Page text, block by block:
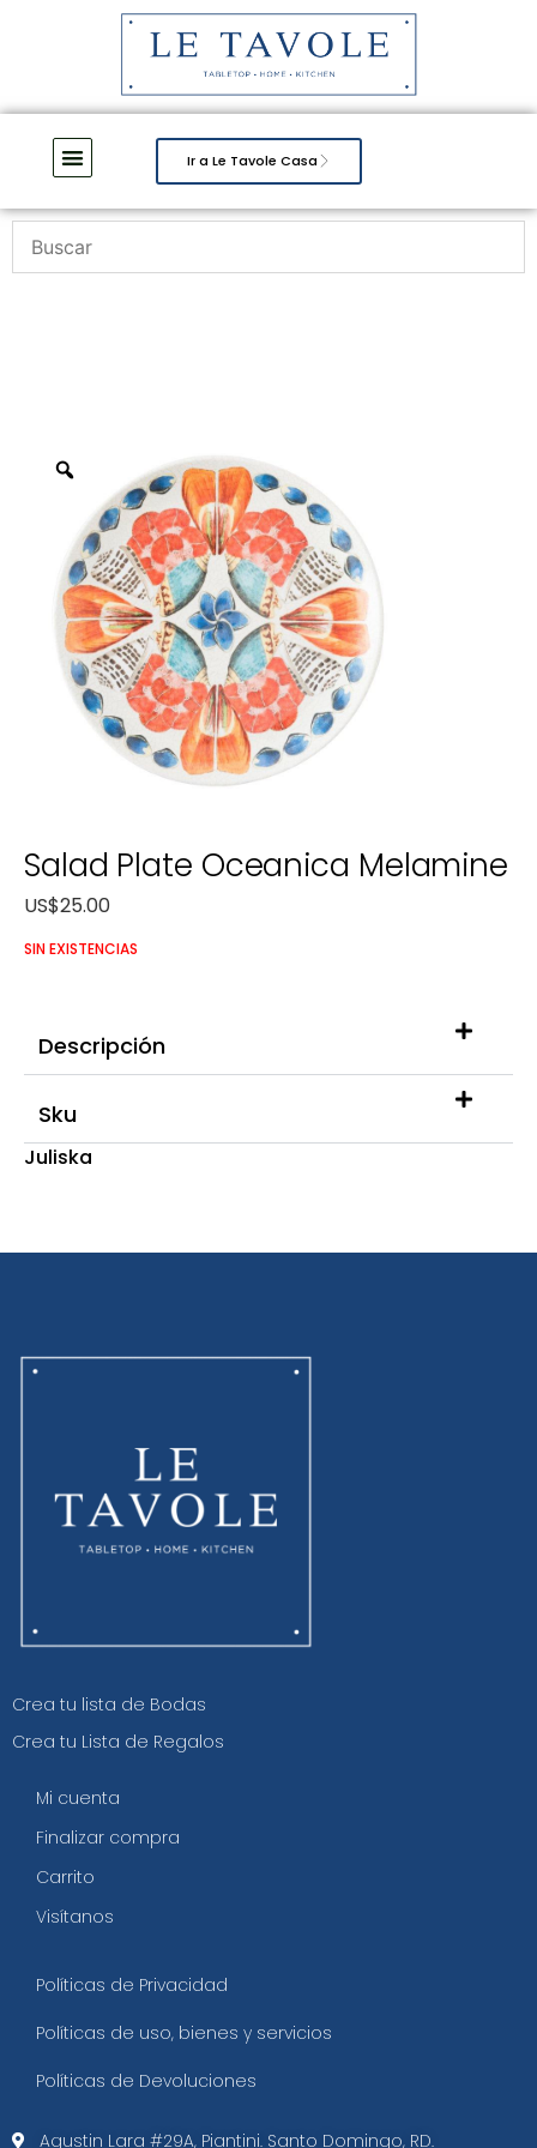
Ir a Le Tavole Casa
Salad Plate Oceanica Melamine
US$25.00
SIN EXISTENCIAS
Descripción
Sku
Juliska
Crea tu lista de Bodas
Crea tu Lista de Regalos
Mi cuenta
Finalizar compra
Carrito
Visítanos
Políticas de Privacidad
Políticas de uso, bienes y servicios
Políticas de Devoluciones
Agustin Lara #29A, Piantini. Santo Domingo, RD.​